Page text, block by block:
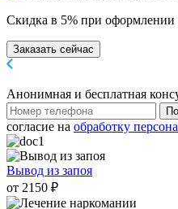
Скидка в 5% при оформлении
Заказать сейчас
Анонимная и бесплатная
согласие на обработку
Вывод из запоя
от 2150 ₽